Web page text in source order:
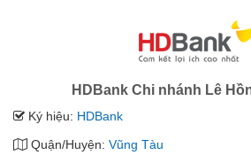
HDBank Chi nhánh Lê
Ký hiệu: HDBank
Quận/Huyện: Vũng Tàu